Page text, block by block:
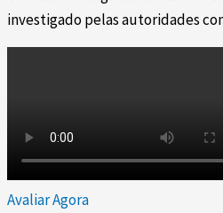
investigado pelas autoridades
Avaliar Agora